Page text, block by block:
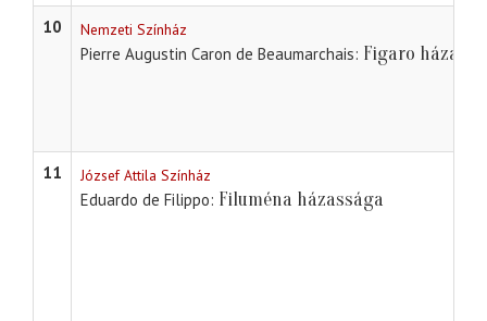
10
Nemzeti Színház
Pierre Augustin Caron de Beaumarchais Figaro
11 József Attila Színház
Eduardo de Filippo Filuména házassága